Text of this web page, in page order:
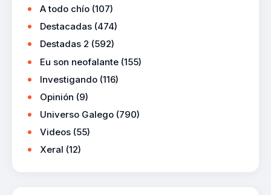
A todo chío (107)
Destacadas (474)
Destadas 2 (592)
Eu son neofalante (155)
Investigando (116)
Opinión (9)
Universo Galego (790)
Videos (55)
Xeral (12)